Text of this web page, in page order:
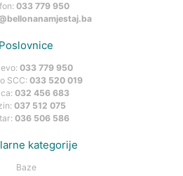
033 779 950
Poslovnice
033 779 950
SCC: 033 520 019
032 456 683
037 512 075
036 506 586
kategorije
Baze